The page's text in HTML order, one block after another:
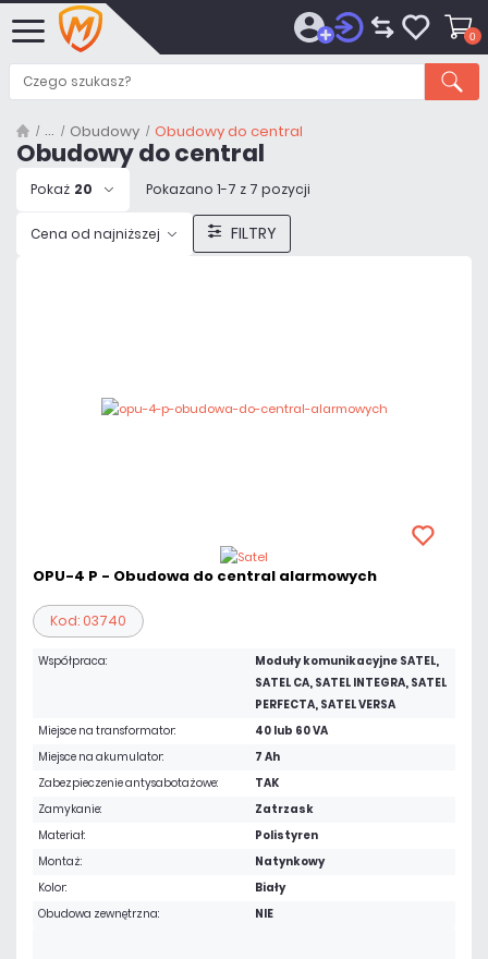
0
Obudowy Obudowy do central
Obudowy do central
Pokaż 20 Pokazano 1-7 z 7 pozycji
Cena od najniższej FILTRY
OPU-4 P - Obudowa do central alarmowych
Kod: 03740
Współpraca:
Moduły komunikacyjne SATEL,
SATEL CA, SATEL INTEGRA, SATEL
PERFECTA, SATEL VERSA
Miejsce na transformator:
40 lub 60 VA
Miejsce na akumulator:
7 Ah
Zabezpieczenie antysabotażowe:
TAK
Zamykanie:
Zatrzask
Materiał:
Polistyren
Montaż:
Natynkowy
Kolor:
Biały
Obudowa zewnętrzna:
NIE